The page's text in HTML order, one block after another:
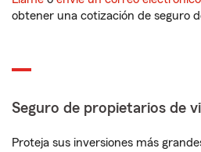
obtener una cotización de seguro
Seguro de propietarios de
Proteja sus inversiones más